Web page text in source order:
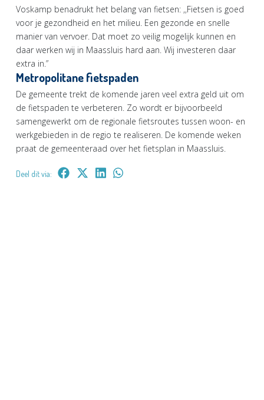
Voskamp benadrukt het belang van fietsen: ,,Fietsen is goed
voor je gezondheid en het milieu. Een gezonde en snelle
manier van vervoer. Dat moet zo veilig mogelijk kunnen en
daar werken wij in Maassluis hard aan. Wij investeren daar
extra in.”
Metropolitane fietspaden
De gemeente trekt de komende jaren veel extra geld uit om
de fietspaden te verbeteren. Zo wordt er bijvoorbeeld
samengewerkt om de regionale fietsroutes tussen woon- en
werkgebieden in de regio te realiseren. De komende weken
praat de gemeenteraad over het fietsplan in Maassluis.
Deel dit via: